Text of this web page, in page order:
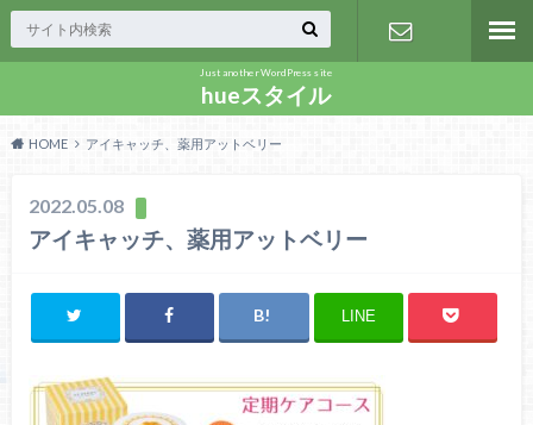
Just another WordPress site
hueスタイル
HOME アイキャッチ、薬用アットベリー
2022.05.08
アイキャッチ、薬用アットベリー
LINE